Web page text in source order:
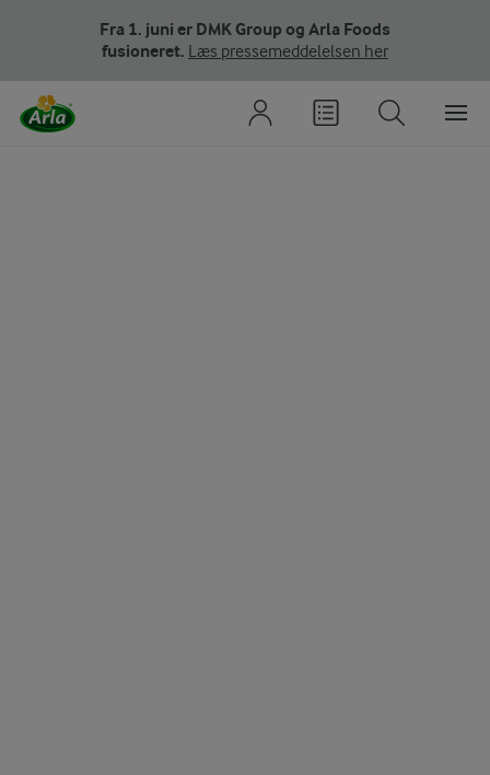
Fra 1. juni er DMK Group og Arla Foods
fusioneret. Læs pressemeddelelsen her